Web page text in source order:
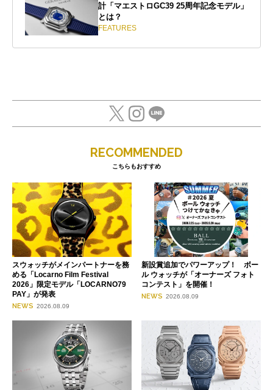
計「マエストロGC39 25周年記念モデル」
とは？
FEATURES
RECOMMENDED
こちらもおすすめ
スウォッチがメインパートナーを務
める「Locarno Film Festival
2026」限定モデル「LOCARNO79
PAY」が発表
NEWS 2026.08.09
新設賞追加でパワーアップ！ ボー
ル ウォッチが「オーナーズ フォト
コンテスト」を開催！
NEWS 2026.08.09